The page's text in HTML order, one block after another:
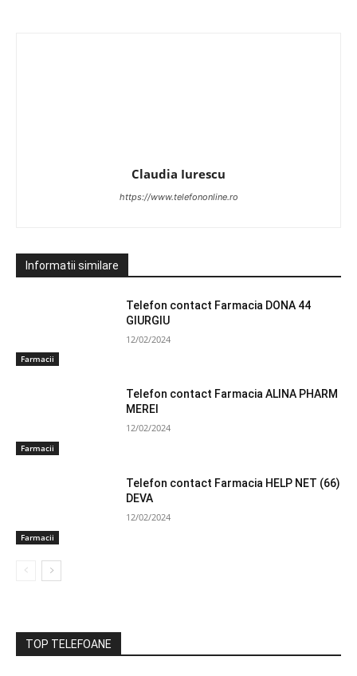
Claudia Iurescu
https://www.telefononline.ro
Informatii similare
Farmacii
Telefon contact Farmacia DONA 44
GIURGIU
12/02/2024
Farmacii
Telefon contact Farmacia ALINA PHARM
MEREI
12/02/2024
Farmacii
Telefon contact Farmacia HELP NET (66)
DEVA
12/02/2024
TOP TELEFOANE